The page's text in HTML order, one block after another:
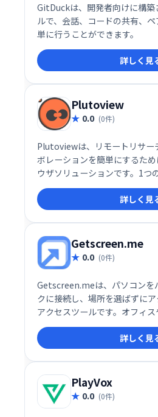
GitDuckは、開発者向けに構築
ルで、会話、コードの共有、
単に行うことができます。
詳しく見
Plutoview
0.0 (0件)
Plutoviewは、リモートリサー
ボレーションを簡単にするた
ウザソリューションです。1つ
大100人のユーザーを追加し
じ数のWebセッションを開いて
詳しく見
Getscreen.me
0.0 (0件)
Getscreen.meは、パソコンを
クに接続し、場所を選ばずに
アクセスツールです。オフィ
安全にデータやアプリケーシ
す。複雑な設定不要で、スムー
実現します。
詳しく見
PlayVox
0.0 (0件)